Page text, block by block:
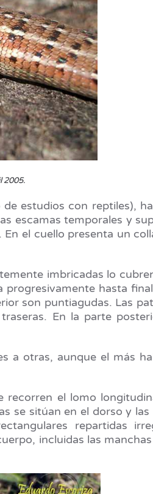
2005.
estudios con reptiles),
escamas temporales y
el cuello presenta un
imbricadas lo
hasta
son puntiagudas. Las
En la parte
a otras, aunque el más
el lomo
se sitúan en el dorso y
repartidas
incluidas las